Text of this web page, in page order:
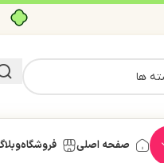
صفحه اصلی فروشگاه